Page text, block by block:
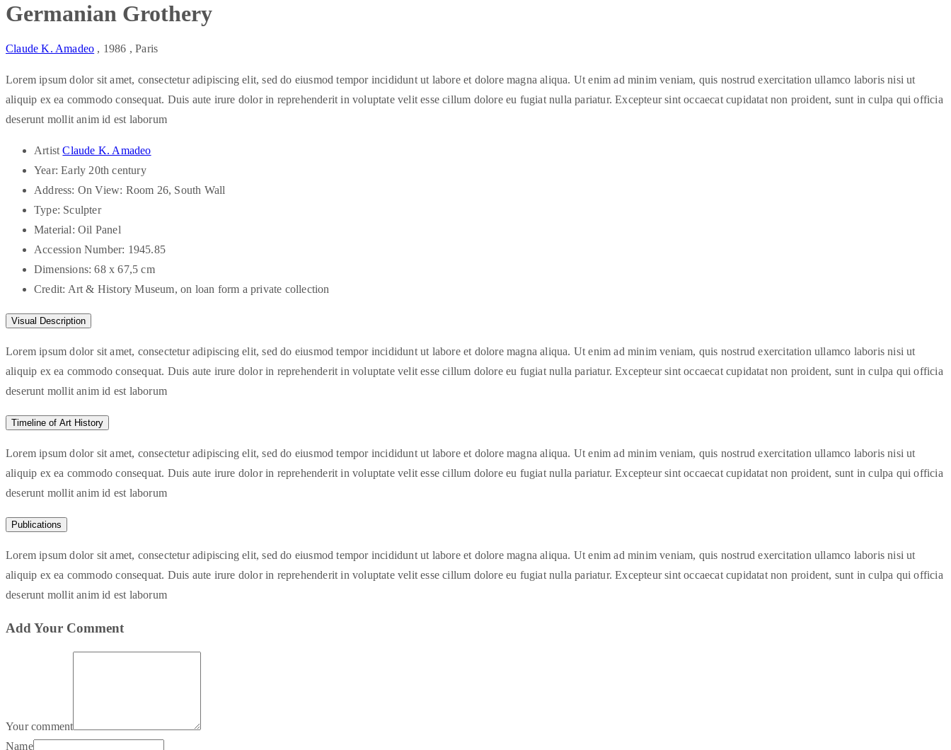
Germanian Grothery
Claude K. Amadeo , 1986 , Paris
Lorem ipsum dolor sit amet, consectetur adipiscing elit, sed do eiusmod tempor incididunt ut labore et dolore magna aliqua. Ut enim ad minim veniam, quis nostrud exercitation ullamco laboris nisi ut
aliquip ex ea commodo consequat. Duis aute irure dolor in reprehenderit in voluptate velit esse cillum dolore eu fugiat nulla pariatur. Excepteur sint occaecat cupidatat non proident, sunt in culpa qui officia
deserunt mollit anim id est laborum
ArtistClaude K. Amadeo
Year: Early 20th century
Address: On View: Room 26, South Wall
Type: Sculpter
Material: Oil Panel
Accession Number: 1945.85
Dimensions: 68 x 67,5 cm
Credit: Art & History Museum, on loan form a private collection
Visual Description
Lorem ipsum dolor sit amet, consectetur adipiscing elit, sed do eiusmod tempor incididunt ut labore et dolore magna aliqua. Ut enim ad minim veniam, quis nostrud exercitation ullamco laboris nisi ut
aliquip ex ea commodo consequat. Duis aute irure dolor in reprehenderit in voluptate velit esse cillum dolore eu fugiat nulla pariatur. Excepteur sint occaecat cupidatat non proident, sunt in culpa qui officia
deserunt mollit anim id est laborum
Timeline of Art History
Lorem ipsum dolor sit amet, consectetur adipiscing elit, sed do eiusmod tempor incididunt ut labore et dolore magna aliqua. Ut enim ad minim veniam, quis nostrud exercitation ullamco laboris nisi ut
aliquip ex ea commodo consequat. Duis aute irure dolor in reprehenderit in voluptate velit esse cillum dolore eu fugiat nulla pariatur. Excepteur sint occaecat cupidatat non proident, sunt in culpa qui officia
deserunt mollit anim id est laborum
Publications
Lorem ipsum dolor sit amet, consectetur adipiscing elit, sed do eiusmod tempor incididunt ut labore et dolore magna aliqua. Ut enim ad minim veniam, quis nostrud exercitation ullamco laboris nisi ut
aliquip ex ea commodo consequat. Duis aute irure dolor in reprehenderit in voluptate velit esse cillum dolore eu fugiat nulla pariatur. Excepteur sint occaecat cupidatat non proident, sunt in culpa qui officia
deserunt mollit anim id est laborum
Add Your Comment
Your comment
Name